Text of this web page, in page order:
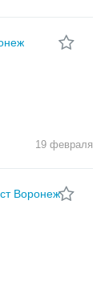
19 февраля